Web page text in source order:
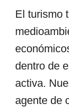
El turismo
dentro de
activa.
agente de